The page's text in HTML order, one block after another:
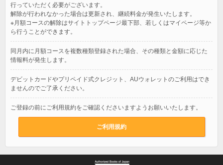
行っていただく必要がございます。
解除が行われなかった場合は更新され、継続料金が発生いたします。
※月額コースの解除はサイトトップページ最下部、若しくはマイページ等か
ら行うことができます。
同月内に月額コースを複数種類登録された場合、その種類と金額に応じた
情報料が発生します。
デビットカードやプリペイド式クレジット、AUウォレットのご利用はでき
ませんのでご了承ください。
ご登録の前にご利用規約をご確認くださいますようお願いいたします。
ご利用規約